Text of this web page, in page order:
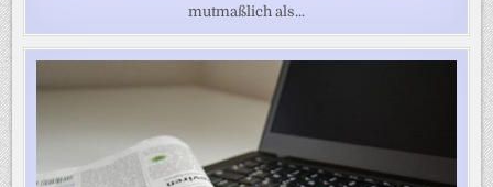
mutmaßlich als...